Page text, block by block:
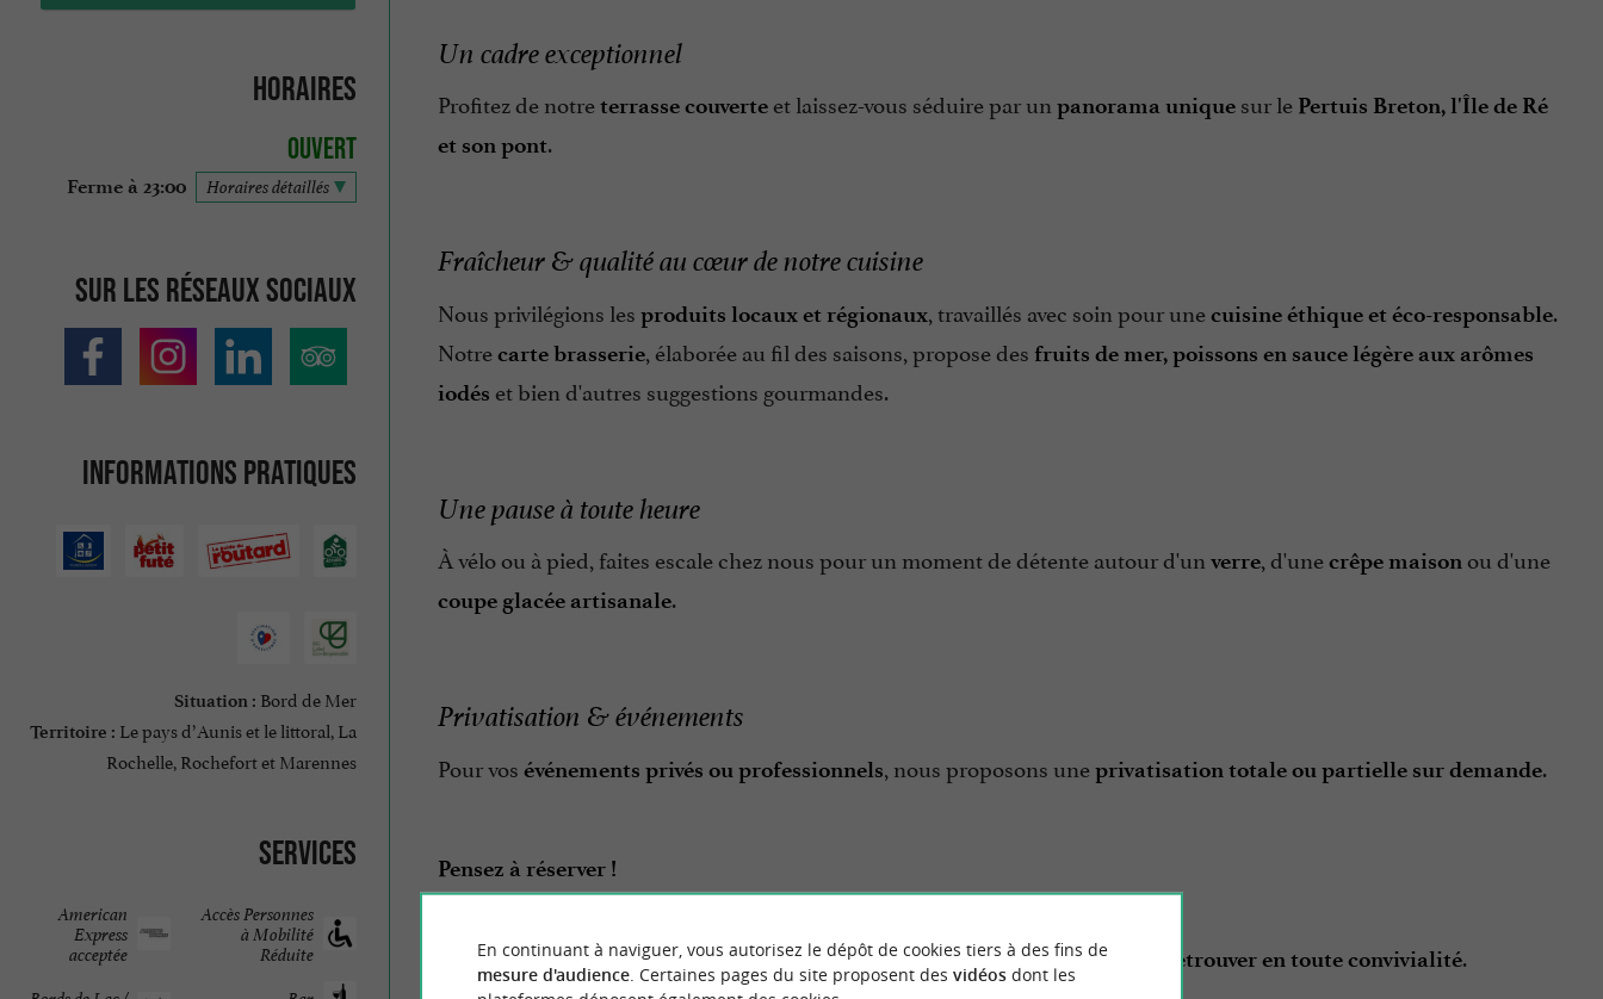
Horaires
Ouvert
Ferme à 23:00 Horaires détaillés
Sur les réseaux sociaux
Informations pratiques
Situation : Bord de Mer
Territoire : Le pays d’Aunis et le littoral, La
Rochelle, Rochefort et Marennes
Services
Accès Personnes
à Mobilité
Réduite
American
Express
acceptée
Un cadre exceptionnel
Profitez de notreterrasse couverteet laissez-vous séduire par un panorama uniquesur le Pertuis Breton, l'Île de Ré
et son pont.
Fraîcheur & qualité au cœur de notre cuisine
Nous privilégions les produits locaux et régionaux, travaillés avec soin pour unecuisine éthique et éco-responsable.
Notrecarte brasserie, élaborée au fil des saisons, propose des fruits de mer, poissons en sauce légère aux arômes
iodés et bien d'autres suggestions gourmandes.
Une pause à toute heure
À vélo ou à pied, faites escale chez nous pour un moment de détente autour d'un verre, d'unecrêpe maison ou d'une
coupe glacée artisanale.
Privatisation & événements
Pour vos événements privés ou professionnels , nous proposons uneprivatisation totale ou partielle sur demande.
Pensez à réserver !
Port Lauzières est lelieu idéal pour se balader, profiter de l'air marin et se retrouver en toute convivialité.
En continuant à naviguer, vous autorisez le dépôt de cookies tiers à des fins de
mesure d'audience. Certaines pages du site proposent des vidéosdont les